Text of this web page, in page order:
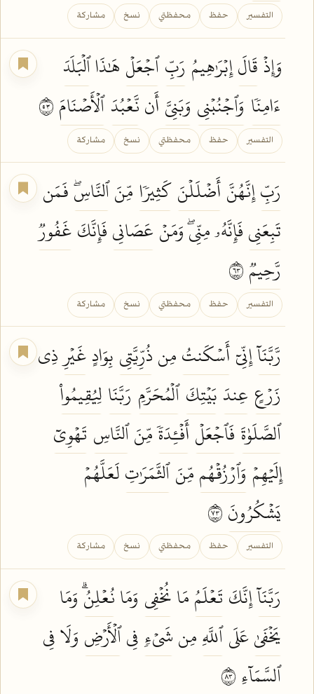
التفسير حفظ محفظتي نسخ مشاركة
وَإِذۡقَالَإِبۡرَٰهِيمُ رَبِّٱجۡعَلۡ هَٰذَاٱلۡبَلَدَ
ءَامِنٗا وَٱجۡنُبۡنِي وَبَنِيَّأَننَّعۡبُدَٱلۡأَصۡنَامَ
التفسير حفظ محفظتي نسخ مشاركة
رَبِّإِنَّهُنَّأَضۡلَلۡنَكَثِيرٗا مِّنَٱلنَّاسِۖفَمَن
تَبِعَنِيفَإِنَّهُۥ مِنِّيۖ وَمَنۡعَصَانِيفَإِنَّكَغَفُورٞ
رَّحِيمٞ
التفسير حفظ محفظتي نسخ مشاركة
رَّبَّنَآإِنِّيٓأَسۡكَنتُمِنذُرِّيَّتِي بِوَادٍغَيۡرِذِي
زَرۡعٍ عِندَ بَيۡتِكَ ٱلۡمُحَرَّمِ رَبَّنَا لِيُقِيمُواْ
ٱلصَّلَوٰةَ فَٱجۡعَلۡأَفۡـِٔدَةٗمِّنَٱلنَّاسِ تَهۡوِيٓ
إِلَيۡهِمۡ وَٱرۡزُقۡهُممِّنَٱلثَّمَرَٰتِلَعَلَّهُمۡ
يَشۡكُرُونَ
التفسير حفظ محفظتي نسخ مشاركة
رَبَّنَآإِنَّكَ تَعۡلَمُمَانُخۡفِي وَمَانُعۡلِنُۗوَمَا
يَخۡفَىٰعَلَىٱللَّهِمِنشَيۡءٖفِيٱلۡأَرۡضِ وَلَا فِي
ٱلسَّمَآءِ